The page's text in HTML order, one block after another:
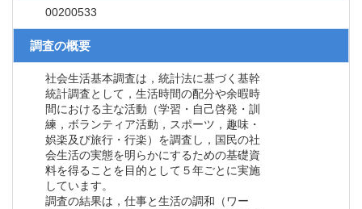
00200533
調査の概要
社会生活基本調査は，統計法に基づく基幹
統計調査として，生活時間の配分や余暇時
間における主な活動（学習・自己啓発・訓
練，ボランティア活動，スポーツ，趣味・
娯楽及び旅行・行楽）を調査し，国民の社
会生活の実態を明らかにするための基礎資
料を得ることを目的として５年ごとに実施
しています。
調査の結果は，仕事と生活の調和（ワー